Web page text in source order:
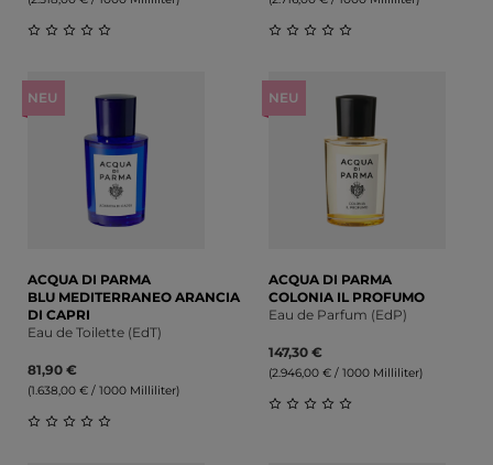
NEU
ACQUA DI PARMA
BLU MEDITERRANEO ARANCIA
DI CAPRI
Eau de Toilette (EdT)
81,90 €
(1.638,00 € / 1000 Milliliter)
NEU
ACQUA DI PARMA
COLONIA IL PROFUMO
Eau de Parfum (EdP)
147,30 €
(2.946,00 € / 1000 Milliliter)